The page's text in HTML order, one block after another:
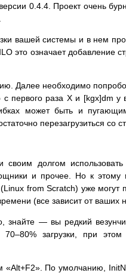
0.4.4. Проект очень
вашей системы и в нем
это означает добавление
Далее необходимо
раза X и [kgx]dm у
может быть и
перезагрузиться со
долгом
и прочее. Но к
from Scratch) уже могут
(все зависит от ваших
знайте — вы редкий
загрузки, при
По умолчанию,